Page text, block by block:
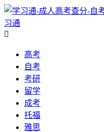
习通

高考
自考
考研
留学
成考
托福
雅思